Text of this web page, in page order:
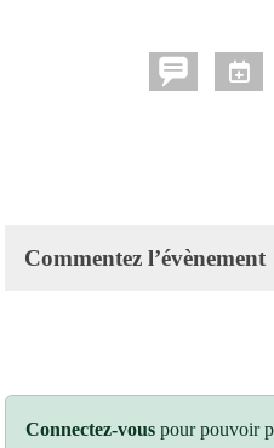
Commentez l’évènement
Connectez-vous pour pouvoir